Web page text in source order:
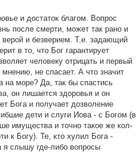
и достаток благом. Вопрос
после смерти, может так рано и
и безверием. Т.е. задающий
в то, что Бог гарантирует
человеку отрицать и первый
не спасает. А что значит
на море? Да, так бы спастись
он лишается здоровья и он
Бога и получает дозволение
дети и слуги Иова - с Богом (в
имущества и точно такое же кол-
к Богу). Те, кто хулил Бога -
я слышу где-либо вопросы